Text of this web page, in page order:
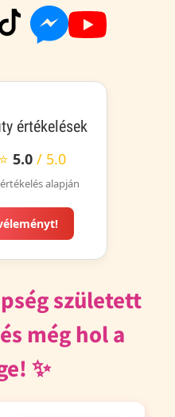
értékelések
5.0/ 5.0
alapján
született
még hol a
✨